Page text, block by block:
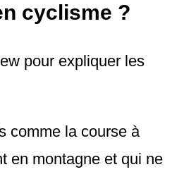
cyclisme ?
pour expliquer les
comme la course à
en montagne et qui ne